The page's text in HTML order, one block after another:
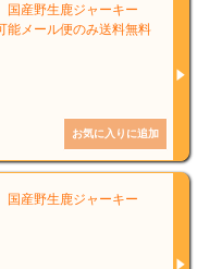
国産野生鹿ジャーキー
メール便のみ送料無料
国産野生鹿ジャーキー